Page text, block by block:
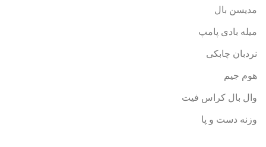
مدیسن بال
میله بادی پامپ
نردبان چابکی
هوم جیم
وال بال کراس فیت
وزنه دست و پا